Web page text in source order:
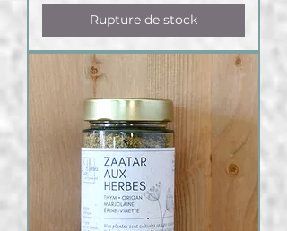
Rupture de stock